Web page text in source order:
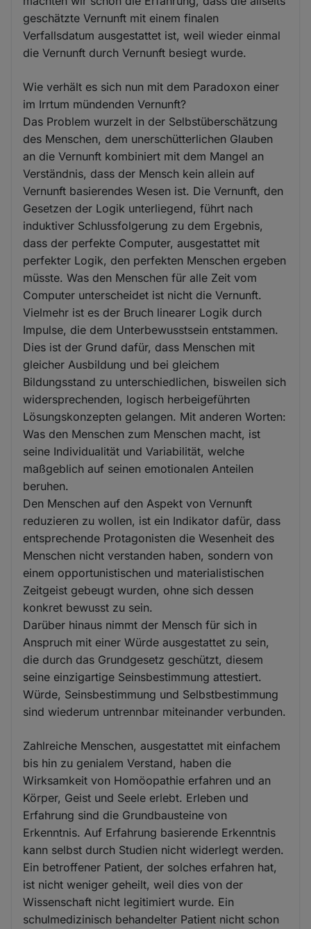
geschätzte Vernunft mit einem finalen
Verfallsdatum ausgestattet ist, weil wieder einmal
die Vernunft durch Vernunft besiegt wurde.
Wie verhält es sich nun mit dem Paradoxon einer
im Irrtum mündenden Vernunft?
Das Problem wurzelt in der Selbstüberschätzung
des Menschen, dem unerschütterlichen Glauben
an die Vernunft kombiniert mit dem Mangel an
Verständnis, dass der Mensch kein allein auf
Vernunft basierendes Wesen ist. Die Vernunft, den
Gesetzen der Logik unterliegend, führt nach
induktiver Schlussfolgerung zu dem Ergebnis,
dass der perfekte Computer, ausgestattet mit
perfekter Logik, den perfekten Menschen ergeben
müsste. Was den Menschen für alle Zeit vom
Computer unterscheidet ist nicht die Vernunft.
Vielmehr ist es der Bruch linearer Logik durch
Impulse, die dem Unterbewusstsein entstammen.
Dies ist der Grund dafür, dass Menschen mit
gleicher Ausbildung und bei gleichem
Bildungsstand zu unterschiedlichen, bisweilen sich
widersprechenden, logisch herbeigeführten
Lösungskonzepten gelangen. Mit anderen Worten:
Was den Menschen zum Menschen macht, ist
seine Individualität und Variabilität, welche
maßgeblich auf seinen emotionalen Anteilen
beruhen.
Den Menschen auf den Aspekt von Vernunft
reduzieren zu wollen, ist ein Indikator dafür, dass
entsprechende Protagonisten die Wesenheit des
Menschen nicht verstanden haben, sondern von
einem opportunistischen und materialistischen
Zeitgeist gebeugt wurden, ohne sich dessen
konkret bewusst zu sein.
Darüber hinaus nimmt der Mensch für sich in
Anspruch mit einer Würde ausgestattet zu sein,
die durch das Grundgesetz geschützt, diesem
seine einzigartige Seinsbestimmung attestiert.
Würde, Seinsbestimmung und Selbstbestimmung
sind wiederum untrennbar miteinander verbunden.
Zahlreiche Menschen, ausgestattet mit einfachem
bis hin zu genialem Verstand, haben die
Wirksamkeit von Homöopathie erfahren und an
Körper, Geist und Seele erlebt. Erleben und
Erfahrung sind die Grundbausteine von
Erkenntnis. Auf Erfahrung basierende Erkenntnis
kann selbst durch Studien nicht widerlegt werden.
Ein betroffener Patient, der solches erfahren hat,
ist nicht weniger geheilt, weil dies von der
Wissenschaft nicht legitimiert wurde. Ein
schulmedizinisch behandelter Patient nicht schon